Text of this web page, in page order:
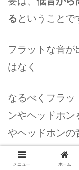
る ということで
フラットな音
はなく
なるべくフラッ
ンやヘッドホン
やヘッドホンの
「これは低音
メニュー ホーム